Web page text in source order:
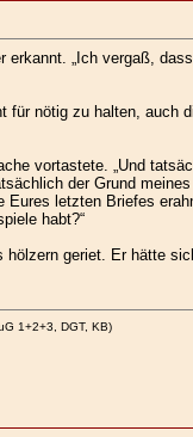
„Ich vergaß,
für nötig zu halten, auch
vortastete. „Und
der Grund
letzten Briefes
habt?“
geriet. Er hätte
1+2+3, DGT, KB)